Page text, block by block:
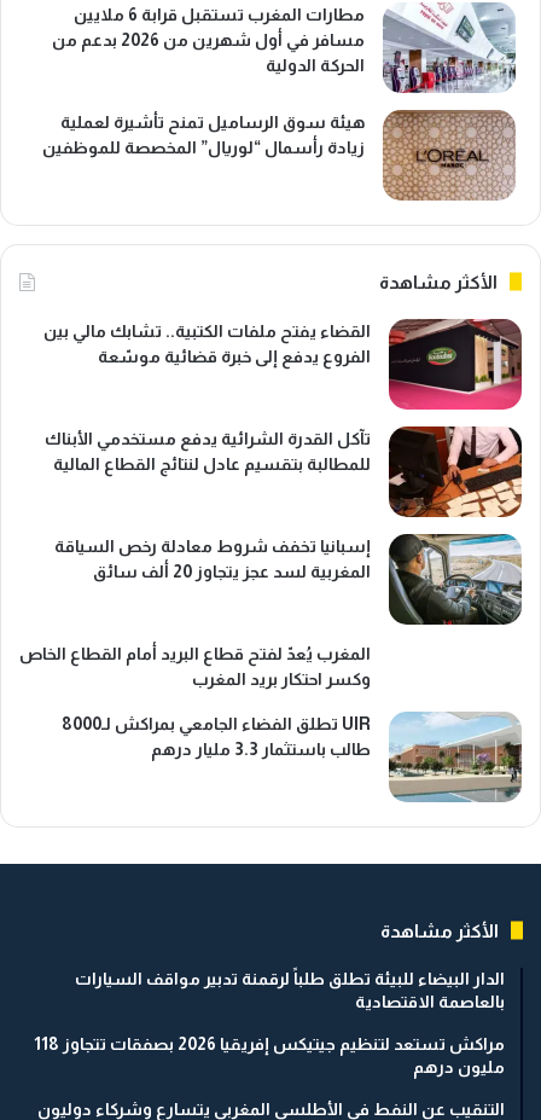
مطارات المغرب تستقبل قرابة 6 ملايين
مسافر في أول شهرين من 2026 بدعم من
الحركة الدولية
هيئة سوق الرساميل تمنح تأشيرة لعملية
زيادة رأسمال “لوريال” المخصصة للموظفين
الأكثر مشاهدة
القضاء يفتح ملفات الكتبية.. تشابك مالي بين
الفروع يدفع إلى خبرة قضائية موسّعة
تآكل القدرة الشرائية يدفع مستخدمي الأبناك
للمطالبة بتقسيم عادل لنتائج القطاع المالية
إسبانيا تخفف شروط معادلة رخص السياقة
المغربية لسد عجز يتجاوز 20 ألف سائق
المغرب يُعدّ لفتح قطاع البريد أمام القطاع الخاص
وكسر احتكار بريد المغرب
UIR تطلق الفضاء الجامعي بمراكش لـ8000
طالب باستثمار 3.3 مليار درهم
الأكثر مشاهدة
الدار البيضاء للبيئة تطلق طلباً لرقمنة تدبير مواقف السيارات
بالعاصمة الاقتصادية
مراكش تستعد لتنظيم جيتيكس إفريقيا 2026 بصفقات تتجاوز 118
مليون درهم
التنقيب عن النفط في الأطلسي المغربي يتسارع وشركاء دوليون